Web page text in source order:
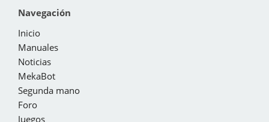
Navegación
Inicio
Manuales
Noticias
MekaBot
Segunda mano
Foro
Juegos